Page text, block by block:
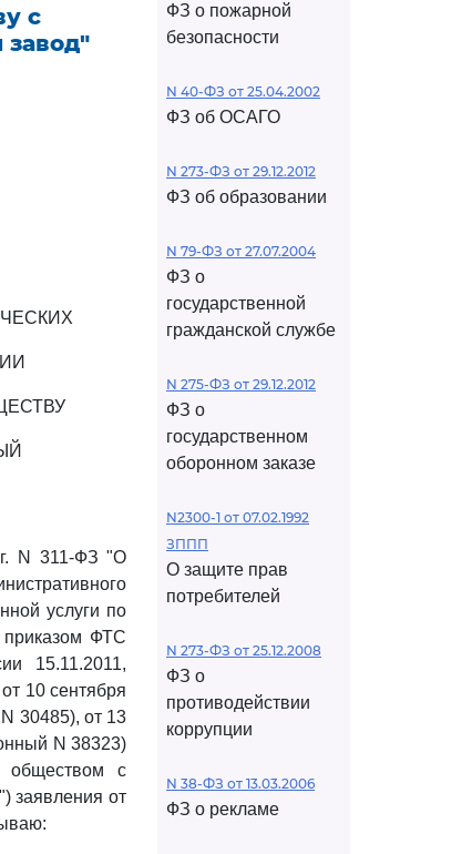
с
завод"
N 311-ФЗ "О
услуги по
приказом ФТС
15.11.2011,
10 сентября
30485), от 13
N 38323)
обществом с
заявления от
ФЗ о пожарной
безопасности
N 40-ФЗ от 25.04.2002
ФЗ об ОСАГО
N 273-ФЗ от 29.12.2012
ФЗ об образовании
N 79-ФЗ от 27.07.2004
ФЗ о
государственной
гражданской службе
N 275-ФЗ от 29.12.2012
ФЗ о
государственном
оборонном заказе
N2300-1 от 07.02.1992
ЗППП
О защите прав
потребителей
N 273-ФЗ от 25.12.2008
ФЗ о
противодействии
коррупции
N 38-ФЗ от 13.03.2006
ФЗ о рекламе